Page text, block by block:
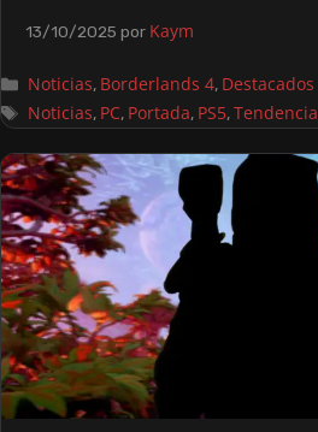
13/10/2025 por Kaym
Noticias, Borderlands 4, Destacados
Noticias, PC, Portada, PS5,Tendencia